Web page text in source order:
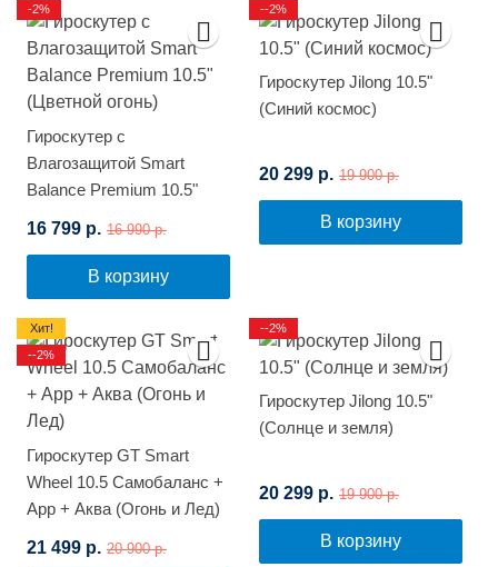
Гироскутер с
Влагозащитой Smart
Balance Premium 10.5"
16 799 р. 16 990 р.
В корзину
-2%
Гироскутер Jilong 10.5"
(Синий космос)
20 299 р. 19 900 р.
В корзину
--2%
Гироскутер GT Smart
Wheel 10.5 Самобаланс +
App + Аква (Огонь и Лед)
21 499 р. 20 900 р.
Хит!
--2%
Гироскутер Jilong 10.5"
(Солнце и земля)
20 299 р. 19 900 р.
В корзину
--2%